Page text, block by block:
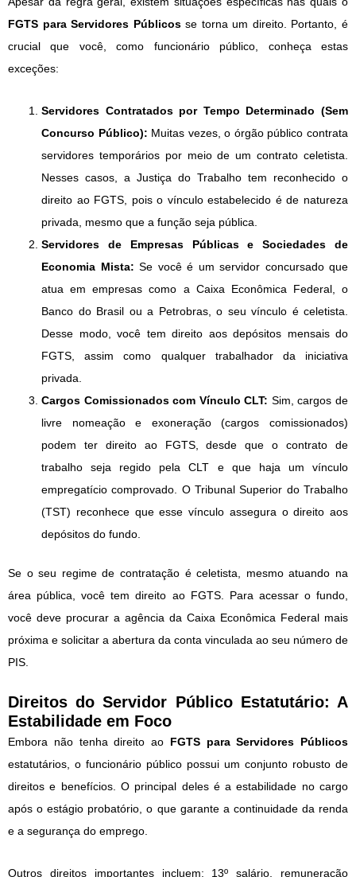
FGTS para Servidores Públicosse torna um direito. Portanto, é
crucial que você, como funcionário público, conheça estas
exceções:
Servidores Contratados por Tempo Determinado (Sem
Concurso Público): Muitas vezes, o órgão público contrata
servidores temporários por meio de um contrato celetista.
Nesses casos, a Justiça do Trabalho tem reconhecido o
direito ao FGTS, pois o vínculo estabelecido é de natureza
privada, mesmo que a função seja pública.
Servidores de Empresas Públicas e Sociedades de
Economia Mista: Se você é um servidor concursado que
atua em empresas como a Caixa Econômica Federal, o
Banco do Brasil ou a Petrobras, o seu vínculo é celetista.
Desse modo, você tem direito aos depósitos mensais do
FGTS, assim como qualquer trabalhador da iniciativa
privada.
Cargos Comissionados com Vínculo CLT: Sim, cargos de
livre nomeação e exoneração (cargos comissionados)
podem ter direito ao FGTS, desde que o contrato de
trabalho seja regido pela CLT e que haja um vínculo
empregatício comprovado. O Tribunal Superior do Trabalho
(TST) reconhece que esse vínculo assegura o direito aos
depósitos do fundo.
Se o seu regime de contratação é celetista, mesmo atuando na
área pública, você tem direito ao FGTS. Para acessar o fundo,
você deve procurar a agência da Caixa Econômica Federal mais
próxima e solicitar a abertura da conta vinculada ao seu número de
PIS.
Direitos do Servidor Público Estatutário: A
Estabilidade em Foco
Embora não tenha direito ao FGTS para Servidores Públicos
estatutários, o funcionário público possui um conjunto robusto de
direitos e benefícios. O principal deles é a estabilidade no cargo
após o estágio probatório, o que garante a continuidade da renda
e a segurança do emprego.
Outros direitos importantes incluem: 13º salário, remuneração